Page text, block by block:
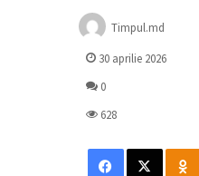
Timpul.md
30 aprilie 2026
0
628
Facebook
X